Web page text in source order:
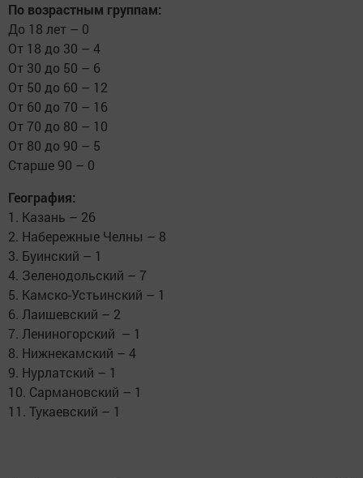
По возрастным группам:
До 18 лет – 0
От 18 до 30 – 4
От 30 до 50 – 6
От 50 до 60 – 12
От 60 до 70 – 16
От 70 до 80 – 10
От 80 до 90 – 5
Старше 90 – 0
География:
1. Казань – 26
2. Набережные Челны – 8
3. Буинский – 1
4. Зеленодольский – 7
5. Камско-Устьинский – 1
6. Лаишевский – 2
7. Лениногорский – 1
8. Нижнекамский – 4
9. Нурлатский – 1
10. Сармановский – 1
11. Тукаевский – 1